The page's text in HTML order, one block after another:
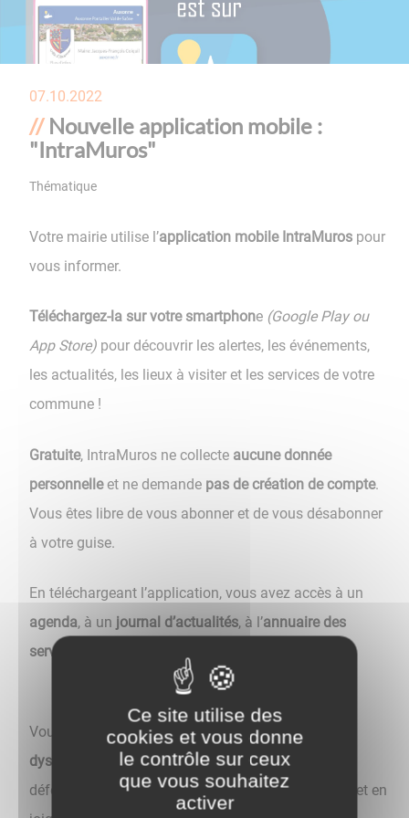
07.10.2022
Nouvelle application mobile :
"IntraMuros"
Thématique
Votre mairie utilise l’application mobile IntraMuros pour
vous informer.
Téléchargez-la sur votre smartphone (Google Play ou
App Store) pour découvrir les alertes, les événements,
les actualités, les lieux à visiter et les services de votre
commune !
Gratuite, IntraMuros ne collecte aucune donnée
personnelleet ne demande pas de création de compte.
Vous êtes libre de vous abonner et de vous désabonner
à votre guise.
En téléchargeant l’application, vous avez accès à un
agenda, à un journal d’actualités, à l’annuaire des
services municipaux
Vous pouvez égalementsignaler des
dysfonctionnements(déchets sauvages, éclairage
défectueux, animal errant…) en vous géolocalisant et en
Ce site utilise des
cookies et vous donne
le contrôle sur ceux
que vous souhaitez
activer